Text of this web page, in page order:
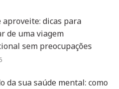
aproveite: dicas para
de uma viagem
sem preocupações
da sua saúde mental: como